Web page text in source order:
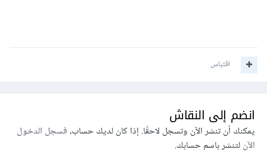
اقتباس
انضم إلى النقاش
يمكنك أن تنشر الآن وتسجل لاحقًا. إذا كان لديك حساب،فسجل الدخول
الآنلتنشر باسم حسابك.